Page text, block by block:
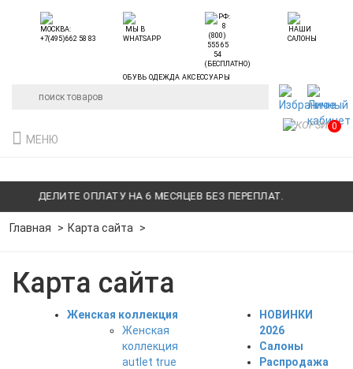
ОПЛАТУ НА 6 МЕСЯЦЕВ БЕЗ ПЕРЕПЛАТ.
ОБУВЬ ОДЕЖДА АКСЕССУАРЫ
МЕНЮ
0
Главная Карта сайта
Карта сайта
Женская коллекция
Женская
коллекция
autlet true
НОВИНКИ
2026
Салоны
Распродажа